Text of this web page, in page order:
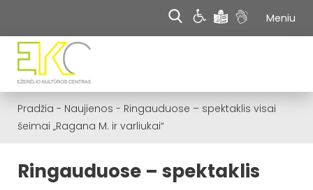
Meniu
Pradžia - Naujienos - Ringauduose – spektaklis visai
šeimai „Ragana M. ir varliukai“
Ringauduose – spektaklis